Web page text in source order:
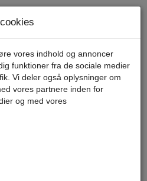
Menu
i Flammer -
vores indhold og annoncer
funktioner fra de sociale medier
Vi deler også oplysninger om
vores partnere inden for
og med vores